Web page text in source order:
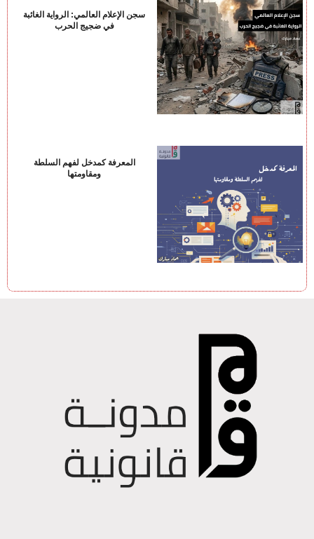
سجن الإعلام العالمي: الرواية الغائبة
في ضجيج الحرب
المعرفة كمدخل لفهم السلطة
ومقاومتها